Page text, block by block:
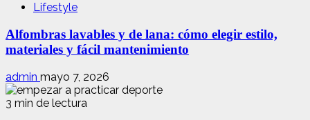
Lifestyle
Alfombras lavables y de lana: cómo elegir estilo,
materiales y fácil mantenimiento
admin mayo 7, 2026
3 min de lectura